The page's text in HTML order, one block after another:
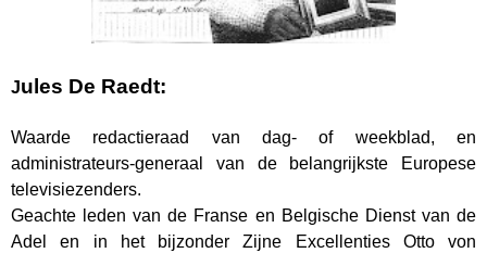
Jules De Raedt:
Waarde redactieraad van dag- of weekblad, en
administrateurs-generaal van de belangrijkste Europese
televisiezenders.
Geachte leden van de Franse en Belgische Dienst van de
Adel en in het bijzonder Zijne Excellenties Otto von